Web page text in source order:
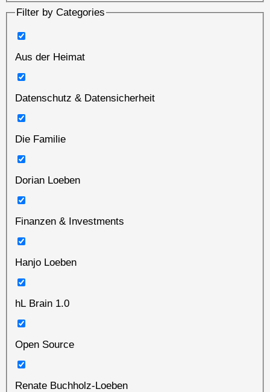
Filter by Categories
Aus der Heimat
Datenschutz & Datensicherheit
Die Familie
Dorian Loeben
Finanzen & Investments
Hanjo Loeben
hL Brain 1.0
Open Source
Renate Buchholz-Loeben